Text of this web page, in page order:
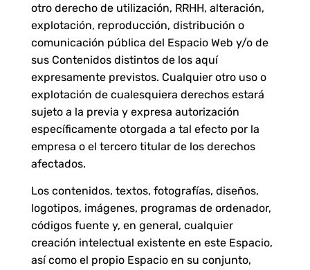
otro derecho de utilización, RRHH, alteración,
explotación, reproducción, distribución o
comunicación pública del Espacio Web y/o de
sus Contenidos distintos de los aquí
expresamente previstos. Cualquier otro uso o
explotación de cualesquiera derechos estará
sujeto a la previa y expresa autorización
específicamente otorgada a tal efecto por la
empresa o el tercero titular de los derechos
afectados.
Los contenidos, textos, fotografías, diseños,
logotipos, imágenes, programas de ordenador,
códigos fuente y, en general, cualquier
creación intelectual existente en este Espacio,
así como el propio Espacio en su conjunto,